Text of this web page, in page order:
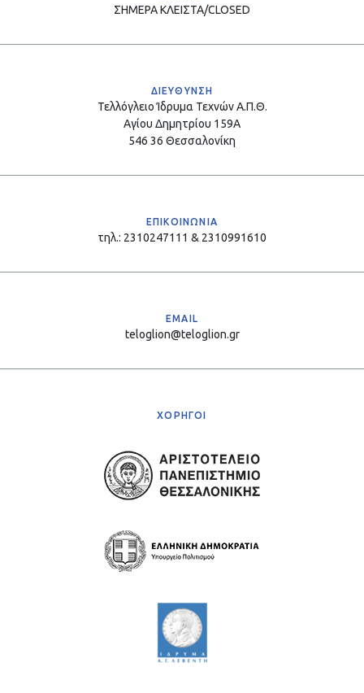
ΣΗΜΕΡΑΚΛΕΙΣΤΑ/CLOSED
ΔΙΕΥΘΥΝΣΗ
Τελλόγλειο Ίδρυμα Τεχνών Α.Π.Θ.
Αγίου Δημητρίου 159Α
546 36 Θεσσαλονίκη
ΕΠΙΚΟΙΝΩΝΙΑ
τηλ.: 2310247111 & 2310991610
EMAIL
teloglion@teloglion.gr
ΧΟΡΗΓΟΙ